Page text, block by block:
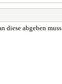
diese abgeben